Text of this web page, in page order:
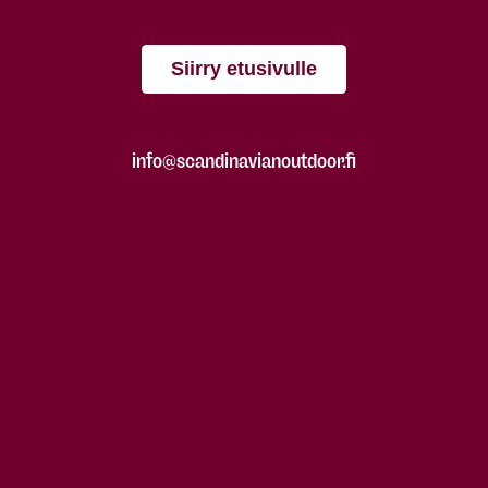
Siirry etusivulle
info@scandinavianoutdoor.fi